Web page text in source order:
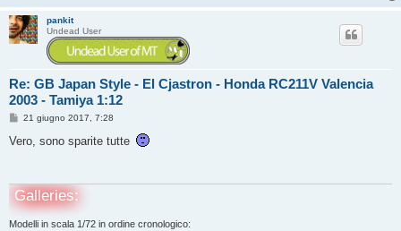
pankit
Undead User
Re: GB Japan Style - El Cjastron - Honda RC211V Valencia
2003 - Tamiya 1:12
M
s
i
o
21 giugno 2017, 7:28
Vero, sono sparite tutte
Galleries:
Modelli in scala 1/72 in ordine cronologico: